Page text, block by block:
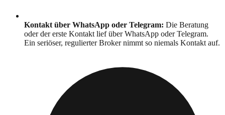
Kontakt über WhatsApp oder Telegram: Die Beratung
oder der erste Kontakt lief über WhatsApp oder Telegram.
Ein seriöser, regulierter Broker nimmt so niemals Kontakt auf.